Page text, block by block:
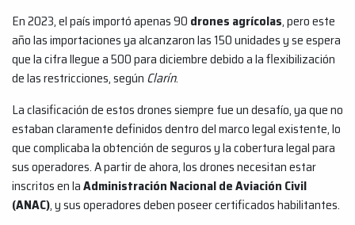
En 2023, el país importó apenas 90 drones agrícolas, pero este
año las importaciones ya alcanzaron las 150 unidades y se espera
que la cifra llegue a 500 para diciembre debido a la flexibilización
de las restricciones, según Clarín.
La clasificación de estos drones siempre fue un desafío, ya que no
estaban claramente definidos dentro del marco legal existente, lo
que complicaba la obtención de seguros y la cobertura legal para
sus operadores. A partir de ahora, los drones necesitan estar
inscritos en laAdministración Nacional de Aviación Civil
(ANAC), y sus operadores deben poseer certificados habilitantes.